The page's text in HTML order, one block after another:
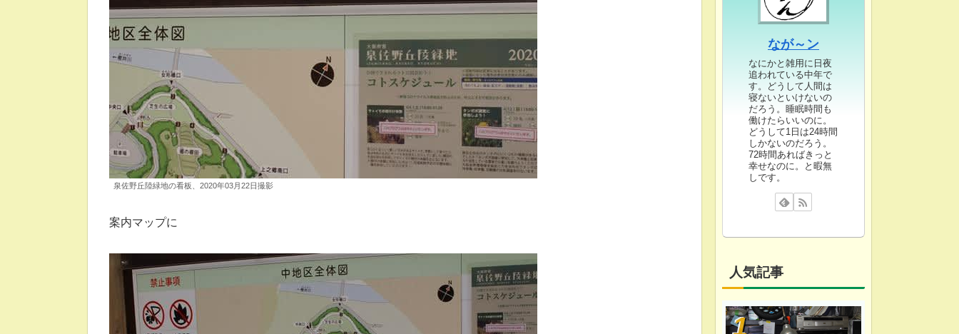
泉佐野丘陸緑地の看板、2020年03月22日撮影
案内マップに
なが～ン
なにかと雑用に日夜
追われている中年で
す。どうして人間は
寝ないといけないの
だろう。睡眠時間も
働けたらいいのに。
どうして1日は24時間
しかないのだろう。
72時間あればきっと
幸せなのに。と暇無
しです。
人気記事